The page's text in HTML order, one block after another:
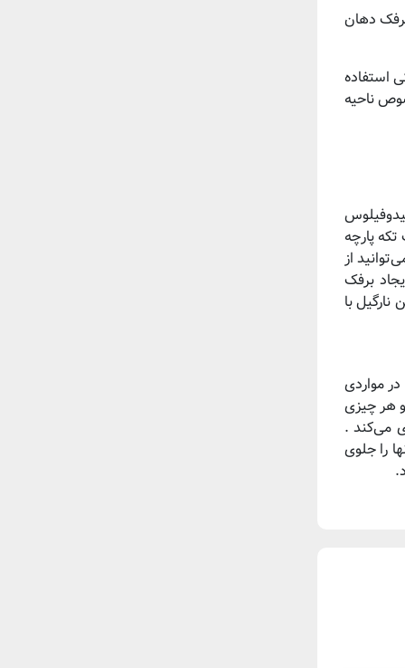
دهان
استفاده
ناحیه
پارچه
از
برفک
با
مواردی
هر چیزی
می‌کند .
را جلوی